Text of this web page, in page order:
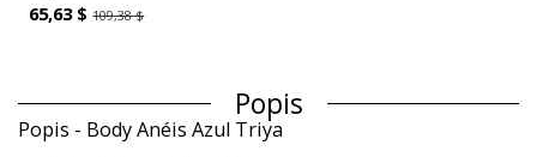
65,63 $109,38 $
Popis
Popis - Body Anéis Azul Triya